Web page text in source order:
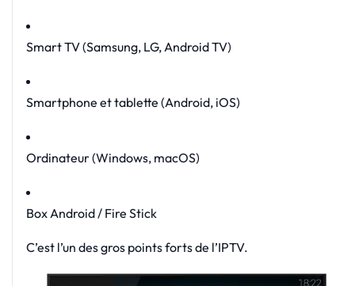
Smart TV (Samsung, LG, Android TV)
Smartphone et tablette (Android, iOS)
Ordinateur (Windows, macOS)
Box Android / Fire Stick
C’est l’un des gros points forts de l’IPTV.